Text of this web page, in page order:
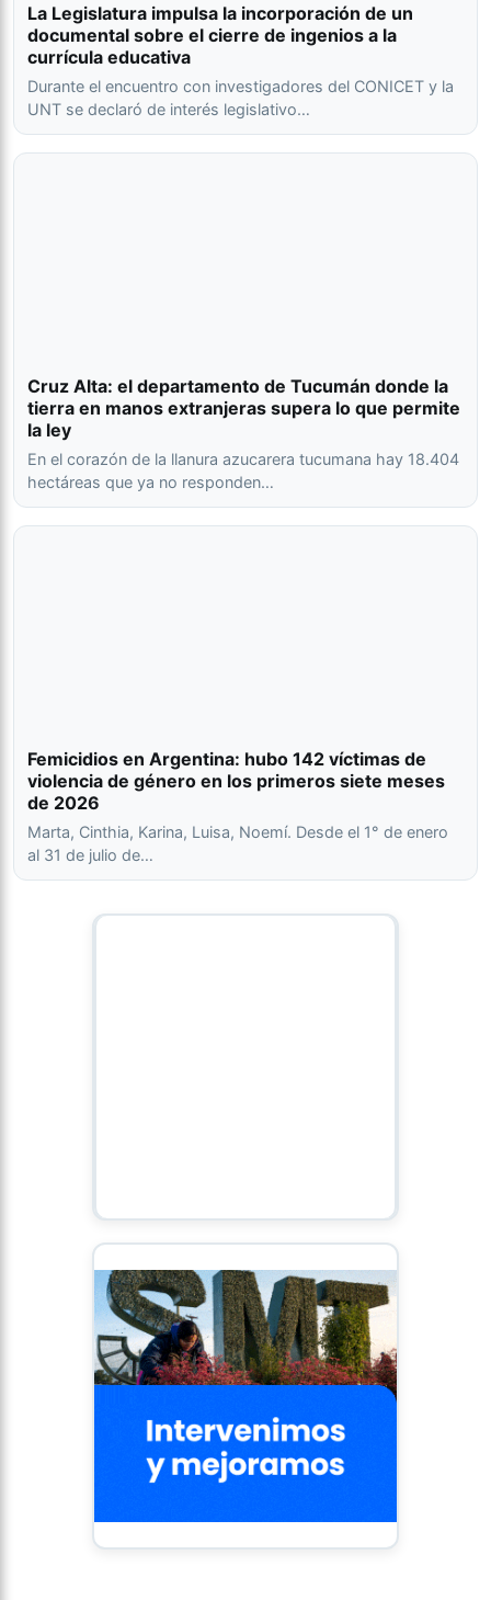
La Legislatura impulsa la incorporación de un
documental sobre el cierre de ingenios a la
currícula educativa
Durante el encuentro con investigadores del CONICET y la
UNT se declaró de interés legislativo…
Cruz Alta: el departamento de Tucumán donde la
tierra en manos extranjeras supera lo que permite
la ley
En el corazón de la llanura azucarera tucumana hay 18.404
hectáreas que ya no responden…
Femicidios en Argentina: hubo 142 víctimas de
violencia de género en los primeros siete meses
de 2026
Marta, Cinthia, Karina, Luisa, Noemí. Desde el 1° de enero
al 31 de julio de…